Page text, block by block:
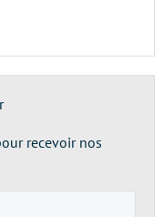
recevoir nos